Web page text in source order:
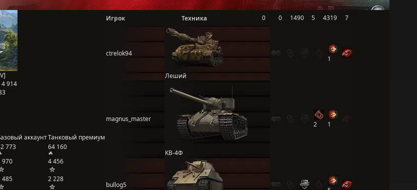
4 914
аккаунтТанковый премиум
773
64 160
970 4 456
485
2 228
Игрок Техника 0 0 1490 5 4319 7
ctrelok94
Леший
1
magnus_master
КВ-4Ф
2 1
bullog5